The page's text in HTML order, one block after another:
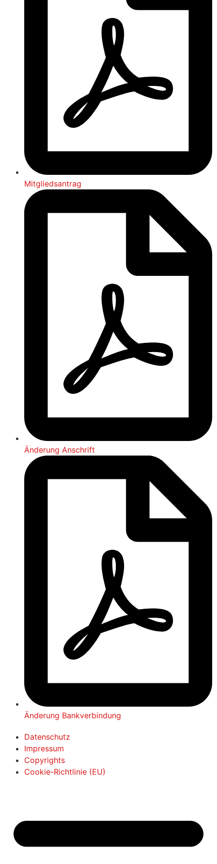
Mitgliedsantrag
Änderung Anschrift
Änderung Bankverbindung
Datenschutz
Impressum
Copyrights
Cookie-Richtlinie (EU)